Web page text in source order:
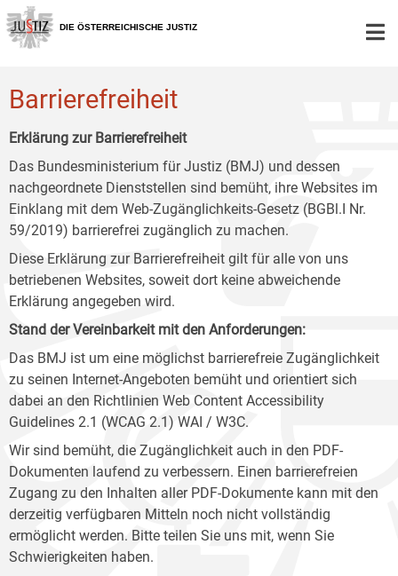
Zur
Hauptnavigation
[1]
Zum
Inhalt
[2]
Zum
Untermenü
[3]
DIE ÖSTERREICHISCHE JUSTIZ
Barrierefreiheit
Erklärung zur Barrierefreiheit
Das Bundesministerium für Justiz (BMJ) und dessen
nachgeordnete Dienststellen sind bemüht, ihre Websites im
Einklang mit dem Web-Zugänglichkeits-Gesetz (BGBl.I Nr.
59/2019) barrierefrei zugänglich zu machen.
Diese Erklärung zur Barrierefreiheit gilt für alle von uns
betriebenen Websites, soweit dort keine abweichende
Erklärung angegeben wird.
Stand der Vereinbarkeit mit den Anforderungen:
Das BMJ ist um eine möglichst barrierefreie Zugänglichkeit
zu seinen Internet-Angeboten bemüht und orientiert sich
dabei an den Richtlinien Web Content Accessibility
Guidelines 2.1 (WCAG 2.1) WAI / W3C.
Wir sind bemüht, die Zugänglichkeit auch in den PDF-
Dokumenten laufend zu verbessern. Einen barrierefreien
Zugang zu den Inhalten aller PDF-Dokumente kann mit den
derzeitig verfügbaren Mitteln noch nicht vollständig
ermöglicht werden. Bitte teilen Sie uns mit, wenn Sie
Schwierigkeiten haben.